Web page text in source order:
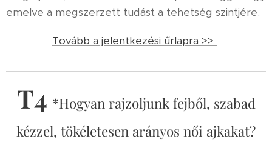
emelve a megszerzett tudást a tehetség szintjére.
Tovább a jelentkezési űrlapra >>
T4 *Hogyan rajzoljunk fejből, szabad
kézzel, tökéletesen arányos női ajkakat?